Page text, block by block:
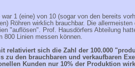
1 (eine) von 10 (sogar von den bereits
Röhren wirklich brauchbar. Die
"auflösen". Prof. Hausdörfers Abteilung
800 Linien messen können.
relativiert sich die Zahl der 100.000
zu den brauchbaren und verkaufbaren
Kunden nur 10% der Produktion